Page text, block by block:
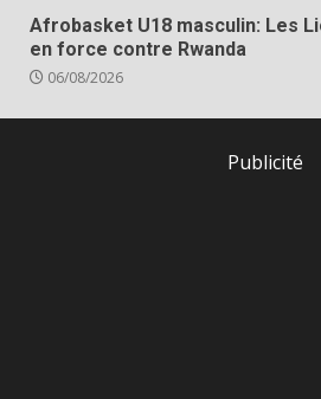
Afrobasket U18 masculin: Les
en force contre Rwanda
06/08/2026
Publicité